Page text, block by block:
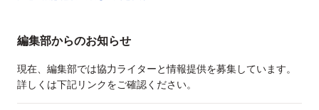
編集部からのお知らせ
現在、編集部では協力ライターと情報提供を募集しています。
詳しくは下記リンクをご確認ください。